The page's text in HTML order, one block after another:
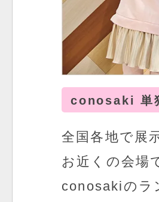
conosaki 単
全国各地で展
お近くの会場
conosakiのラ